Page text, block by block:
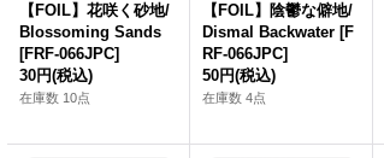
【FOIL】花咲く砂地/
Blossoming Sands
[FRF-066JPC]
30円(税込)
在庫数 10点
【FOIL】陰鬱な僻地/
Dismal Backwater [F
RF-066JPC]
50円(税込)
在庫数 4点